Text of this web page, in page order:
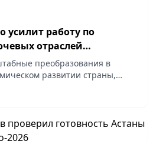
усилит работу по
отраслей
преобразования в
развитии страны,
vapress.kz.